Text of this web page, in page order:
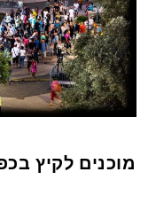
מוכנים לקיץ